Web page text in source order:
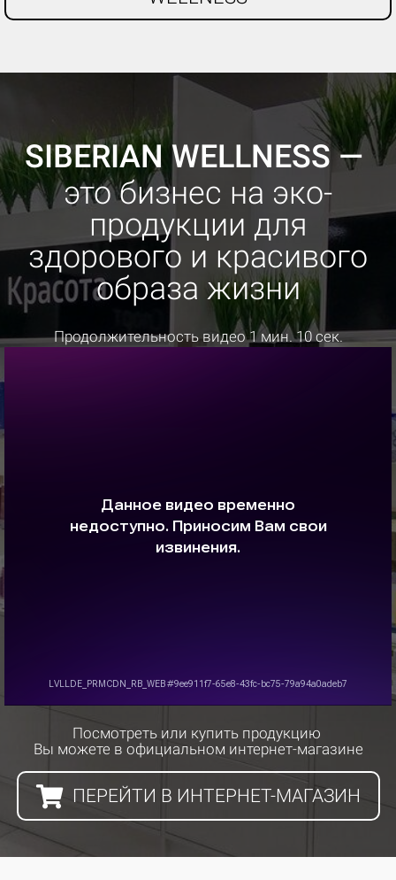
SIBERIAN WELLNESS —
это бизнес на эко-
продукции для
здорового и красивого
образа жизни
Продолжительность видео 1 мин. 10 сек.
Посмотреть или купить продукцию
Вы можете в официальном интернет-магазине
ПЕРЕЙТИ В ИНТЕРНЕТ-МАГАЗИН